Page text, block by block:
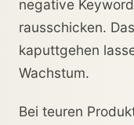
negative
rausschicken.
kaputtgehen
Wachstum.
Bei teuren